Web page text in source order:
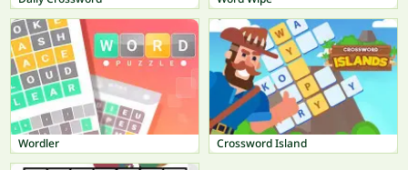
Wordler Crossword Island